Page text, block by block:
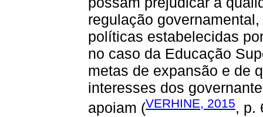
regulação
políticas estabelecidas
no caso da Educação
metas de expansão e de
interesses dos
apoiam (VERHINE, 2015, p.